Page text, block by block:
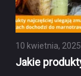
10 kwietnia, 2025
Jakie